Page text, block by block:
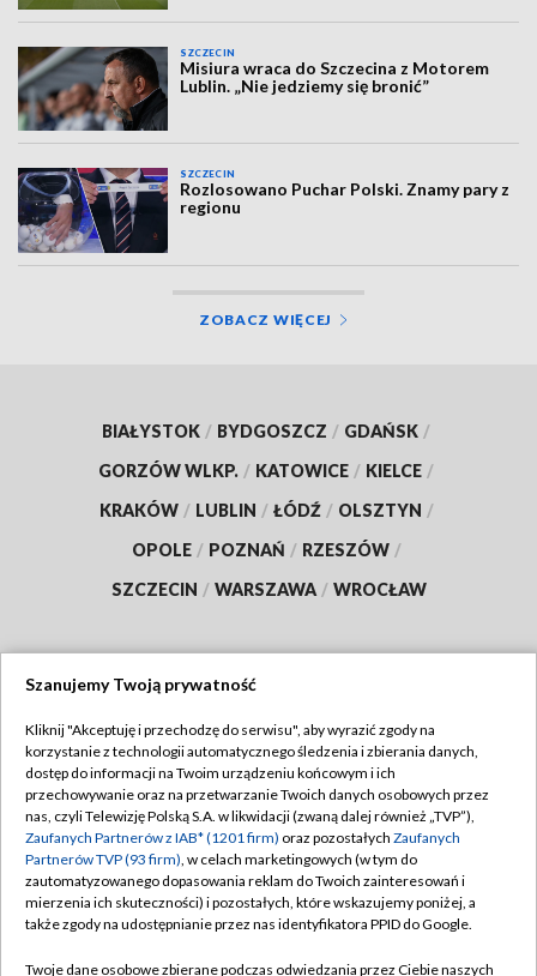
SZCZECIN
Misiura wraca do Szczecina z Motorem
Lublin. „Nie jedziemy się bronić”
SZCZECIN
Rozlosowano Puchar Polski. Znamy pary z
regionu
ZOBACZ WIĘCEJ
BIAŁYSTOK / BYDGOSZCZ / GDAŃSK /
GORZÓW WLKP. / KATOWICE / KIELCE /
KRAKÓW / LUBLIN / ŁÓDŹ / OLSZTYN /
OPOLE / POZNAŃ / RZESZÓW /
SZCZECIN / WARSZAWA / WROCŁAW
TVP
Abonament TVP
Emisja w TVP
Centrum informacji TVP
Naziemna Telewizja Cyfrowa
Regulamin TVP
Polityka prywatności
Moje zgody
Pomoc
Szanujemy Twoją prywatność
Kliknij "Akceptuję i przechodzę do serwisu", aby wyrazić zgody na
korzystanie z technologii automatycznego śledzenia i zbierania danych,
dostęp do informacji na Twoim urządzeniu końcowym i ich
przechowywanie oraz na przetwarzanie Twoich danych osobowych przez
nas, czyli Telewizję Polską S.A. w likwidacji (zwaną dalej również „TVP”),
Zaufanych Partnerów z IAB* (1201 firm) oraz pozostałych Zaufanych
Partnerów TVP (93 firm), w celach marketingowych (w tym do
zautomatyzowanego dopasowania reklam do Twoich zainteresowań i
mierzenia ich skuteczności) i pozostałych, które wskazujemy poniżej, a
także zgody na udostępnianie przez nas identyfikatora PPID do Google.
Twoje dane osobowe zbierane podczas odwiedzania przez Ciebie naszych